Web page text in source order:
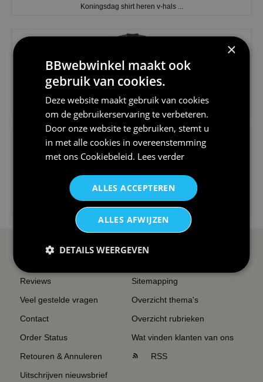
Koningsdag shirt heren v-hals ...
V-hals shirt rood wit blauw st...
€24,95
I love korfbal t-shirt sport s...
SERVICE EN INFO
Reviews
Veel gestelde vragen
Contact
Order Status
Retouren & Annuleren
Uitschrijven nieuwsbrief
OVERZICHT
Sitemapping
Overzicht thema's
Overzicht rubrieken
Wat vinden klanten van ons
RSS
×
BBwebwinkel maakt ook
gebruik van cookies.
Deze website maakt gebruik van cookies
om de gebruikerservaring te verbeteren.
Door onze website te gebruiken, stemt u
in met alle cookies in overeenstemming
met ons Cookiebeleid. Lees verder
ALLES ACCEPTEREN
ALLES AFWIJZEN
DETAILS WEERGEVEN